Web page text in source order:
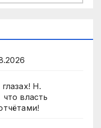
Н.
власть